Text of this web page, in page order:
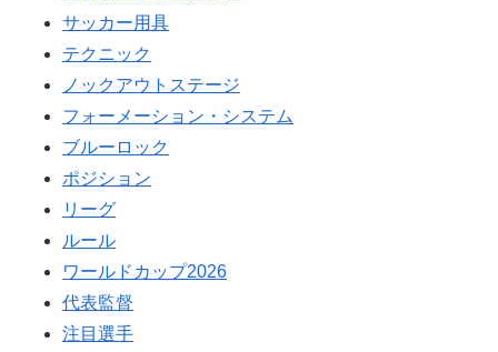
サッカー用具
テクニック
ノックアウトステージ
フォーメーション・システム
ブルーロック
ポジション
リーグ
ルール
ワールドカップ2026
代表監督
注目選手